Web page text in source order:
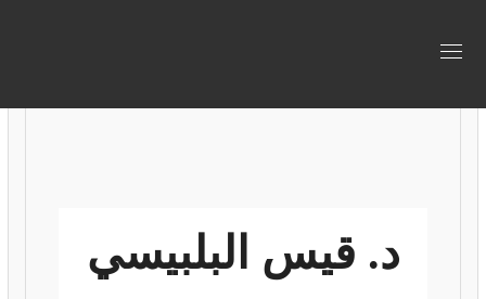
د. قيس البلبيسي